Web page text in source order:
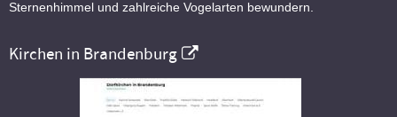
Sternenhimmel und zahlreiche Vogelarten bewundern.
Kirchen in Brandenburg